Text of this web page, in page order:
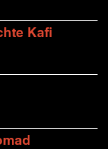
Kafi